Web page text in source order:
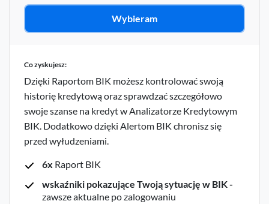
Wybieram
Co zyskujesz:
Dzięki Raportom BIK możesz kontrolować swoją
historię kredytową oraz sprawdzać szczegółowo
swoje szanse na kredyt w Analizatorze Kredytowym
BIK. Dodatkowo dzięki Alertom BIK chronisz się
przed wyłudzeniami.
6x Raport BIK
wskaźniki pokazujące Twoją sytuację w BIK -
zawsze aktualne po zalogowaniu